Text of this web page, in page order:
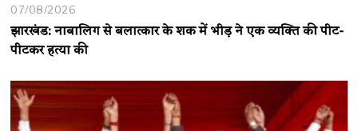
07/08/2026
झारखंड: नाबालिग से बलात्कार के शक में भीड़ ने एक व्यक्ति की पीट-
पीटकर हत्या की